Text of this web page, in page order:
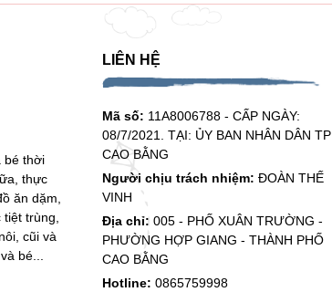
bé thời
thực
ăn dặm,
trùng,
cũi và
bé...
LIÊN HỆ
Mã số: 11A8006788 - CẤP NGÀY:
08/7/2021. TẠI: ỦY BAN NHÂN DÂN TP
CAO BẰNG
Người chịu trách nhiệm: ĐOÀN THẾ
VINH
Địa chỉ: 005 - PHỐ XUÂN TRƯỜNG -
PHƯỜNG HỢP GIANG - THÀNH PHỐ
CAO BẰNG
Hotline: 0865759998